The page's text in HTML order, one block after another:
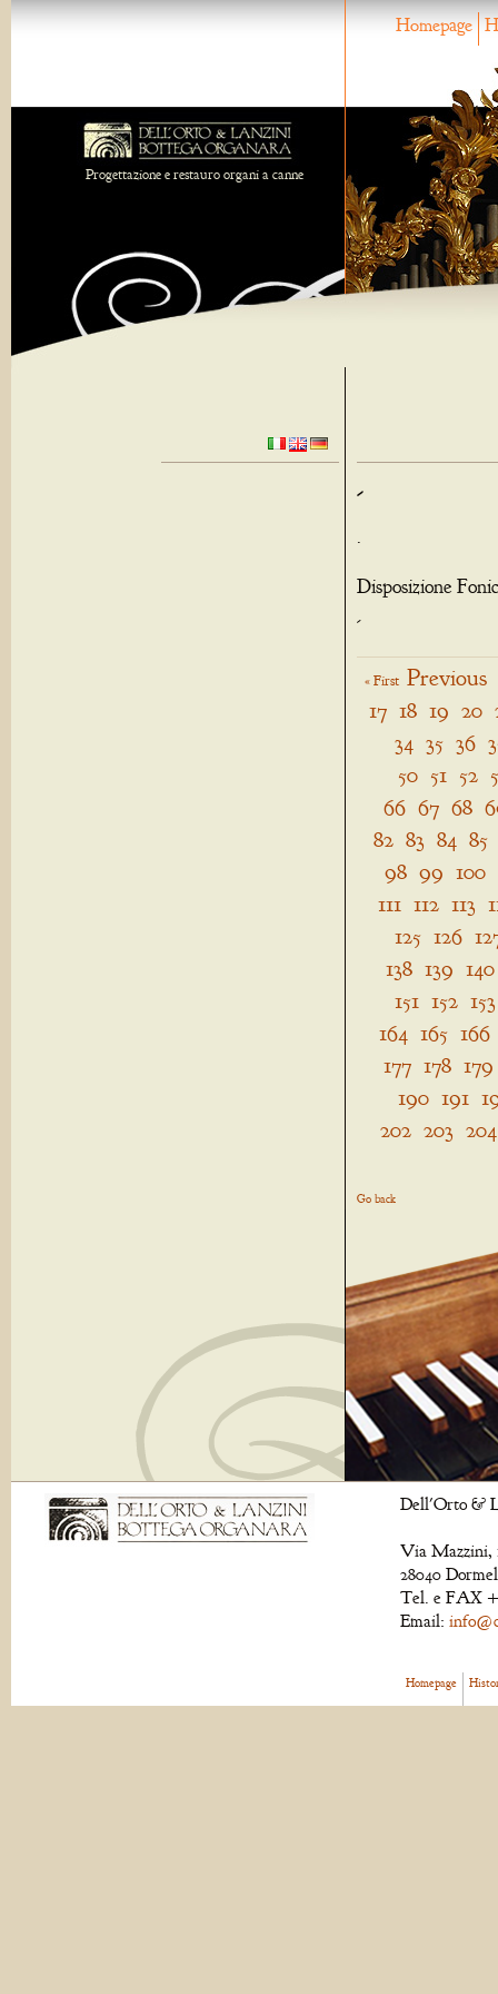
Homepage
Progettazione e restauro organi a canne
-
.
Disposizione
-
« First Previous
17 18 19 20
34 35 36
50 51 52
66 67 68
82 83 84 85
98 99 100
111 112 113
125 126
138 139 140
151 152 153
164 165 166
177 178 179
190 191
202 203 204
Go back
Dell'Orto &
Via Mazzini,
28040
Tel. e FAX
Email:
Homepage